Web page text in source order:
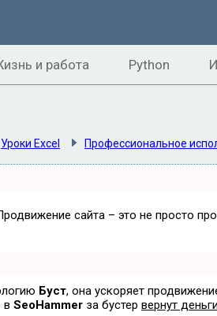
и работа Python
Уроки Excel Профессиональное
сайта – это не просто
Буст, она ускоряет
в SeoHammer за бустер вернут